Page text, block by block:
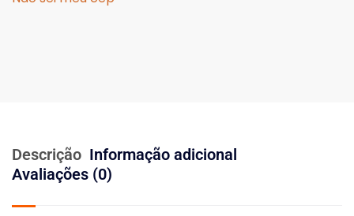
Descrição Informação adicional
Avaliações (0)